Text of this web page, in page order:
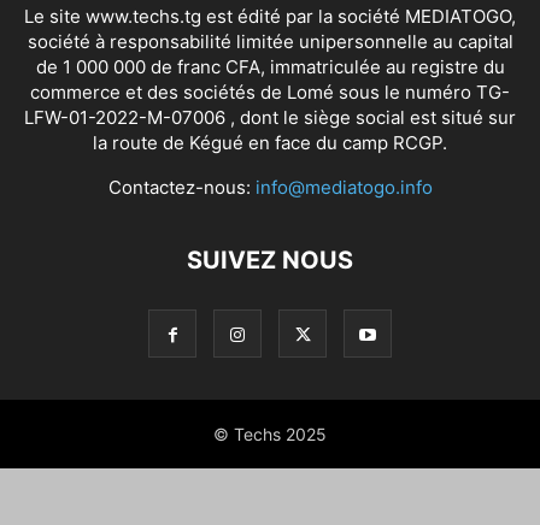
Le site www.techs.tg est édité par la société MEDIATOGO,
société à responsabilité limitée unipersonnelle au capital
de 1 000 000 de franc CFA, immatriculée au registre du
commerce et des sociétés de Lomé sous le numéro TG-
LFW-01-2022-M-07006 , dont le siège social est situé sur
la route de Kégué en face du camp RCGP.
Contactez-nous: info@mediatogo.info
SUIVEZ NOUS
© Techs 2025